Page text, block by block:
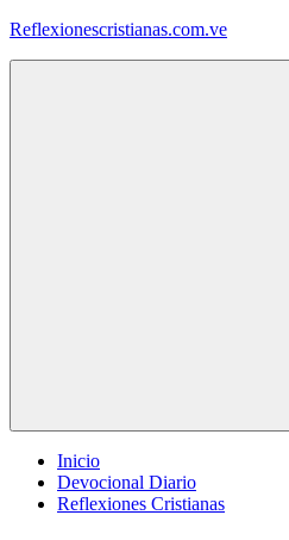
Saltar
Reflexionescristianas.com.ve
Inicio
Devocional Diario
Reflexiones Cristianas